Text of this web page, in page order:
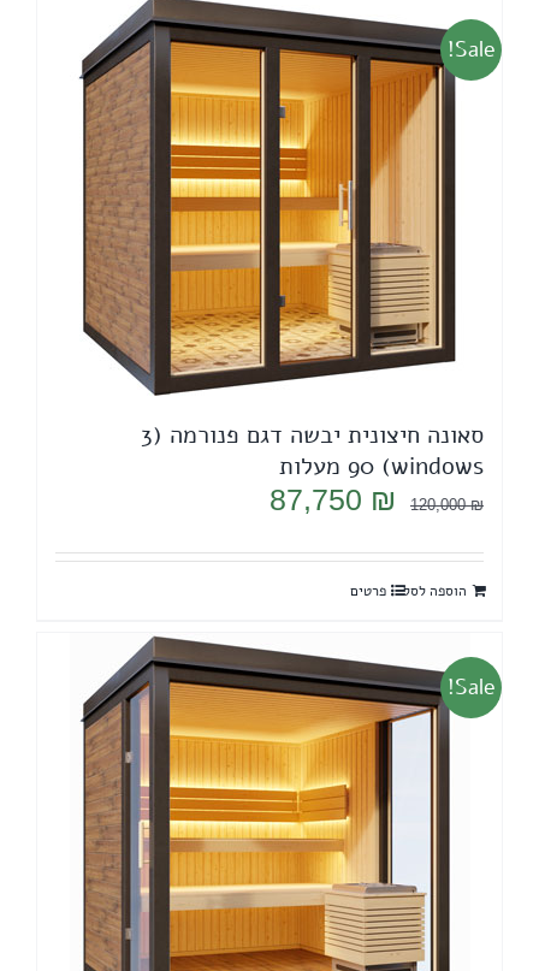
Sale!
סאונה חיצונית יבשה דגם פנורמה (3
windows) 90 מעלות
120,000₪
המחיר
היה:
120,000 ₪.
87,750 ₪
המחיר
הוא:
הוספה לסל פרטים
Sale!